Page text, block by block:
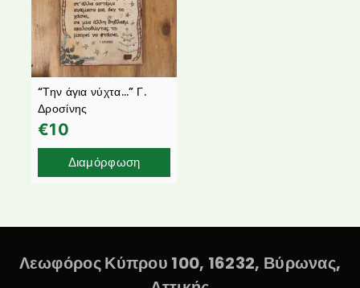
“Την άγια νύχτα…” Γ.
Δροσίνης
€10
Διαμόρφωση
Λεωφόρος Κύπρου 100, 16232, Βύρωνας,